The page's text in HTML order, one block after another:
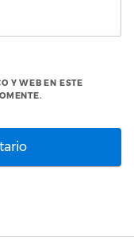
Y WEB EN ESTE